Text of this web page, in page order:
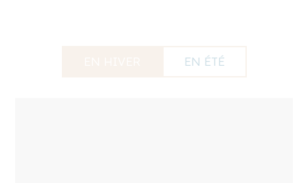
EN ÉTÉ